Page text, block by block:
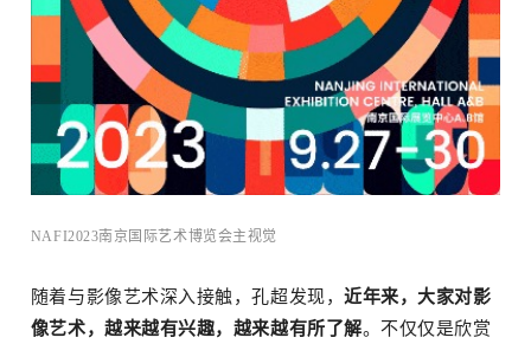
NAFI2023南京国际艺术博览会主视觉
随着与影像艺术深入接触，孔超发现，近年来，大家对影
像艺术，越来越有兴趣，越来越有所了解。不仅仅是欣赏